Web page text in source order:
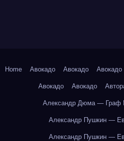
Home Авокадо Авокадо Авокадо
Авокадо Авокадо
Александр Дюма — Граф
Александр Пушкин —
Александр Пушкин —